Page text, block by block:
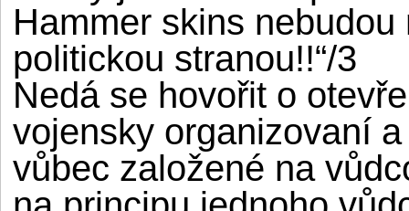
Hammer skins
politickou stranou!!“/3
Nedá se hovořit o
vojensky organizovaní
vůbec založené na